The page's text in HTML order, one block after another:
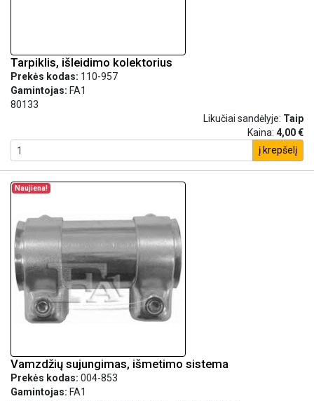
Tarpiklis, išleidimo kolektorius
Prekės kodas: 110-957
Gamintojas: FA1
80133
Likučiai sandėlyje: Taip
Kaina: 4,00 €
į krepšelį
Naujiena!
Vamzdžių sujungimas, išmetimo sistema
Prekės kodas: 004-853
Gamintojas: FA1